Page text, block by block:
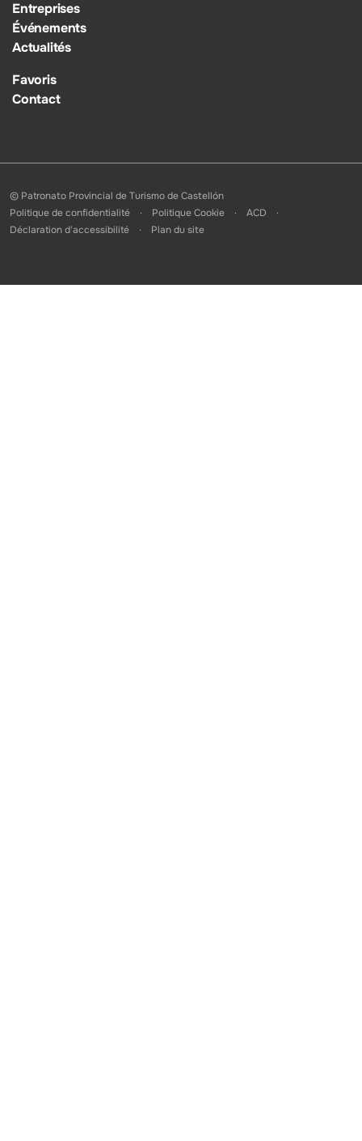
Entreprises
Événements
Actualités
Favoris
Contact
© Patronato Provincial de Turismo de Castellón
Politique de confidentialité
Politique Cookie
ACD
Déclaration d'accessibilité
Plan du site